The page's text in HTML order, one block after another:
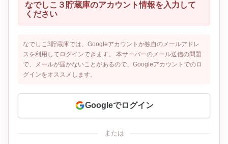
なでしこ３貯蔵庫のアカウント情報を入力して
ください
なでしこ3貯蔵庫では、Googleアカウントか独自のメールアドレ
スを利用してログインできます。 本サーバーのメール送信の問題
で、メールが届かないことがあるので、Googleアカウントでのロ
グインをオススメします。
Googleでログイン
または